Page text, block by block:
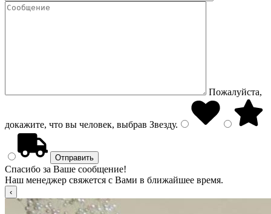
Пожалуйста,
докажите, что вы человек, выбрав Звезду.
Спасибо за Ваше сообщение!
Наш менеджер свяжется с Вами в ближайшее время.